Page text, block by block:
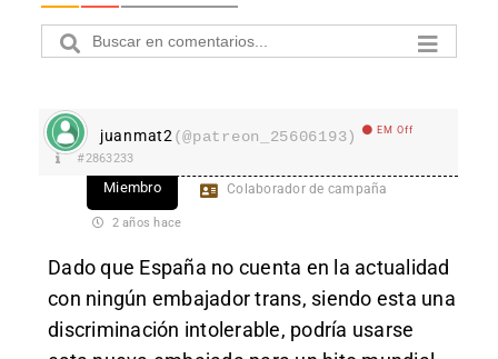
juanmat2 (@patreon_25606193) EM Off
#2863233
Miembro Colaborador de campaña
2 años hace
Dado que España no cuenta en la actualidad
con ningún embajador trans, siendo esta una
discriminación intolerable, podría usarse